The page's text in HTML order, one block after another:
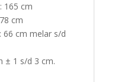
cm
cm
melar s/d
± 1 s/d 3 cm.